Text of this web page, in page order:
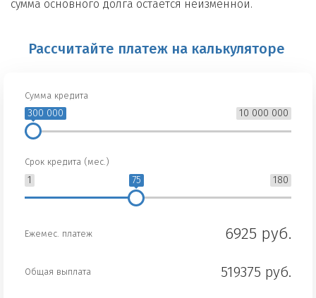
сумма основного долга остается неизменной.
Рассчитайте платеж на калькуляторе
Сумма кредита
10 000 000
300 000
Срок кредита (мес.)
1 180
75
Ежемес. платеж 6925 руб.
Общая выплата 519375 руб.